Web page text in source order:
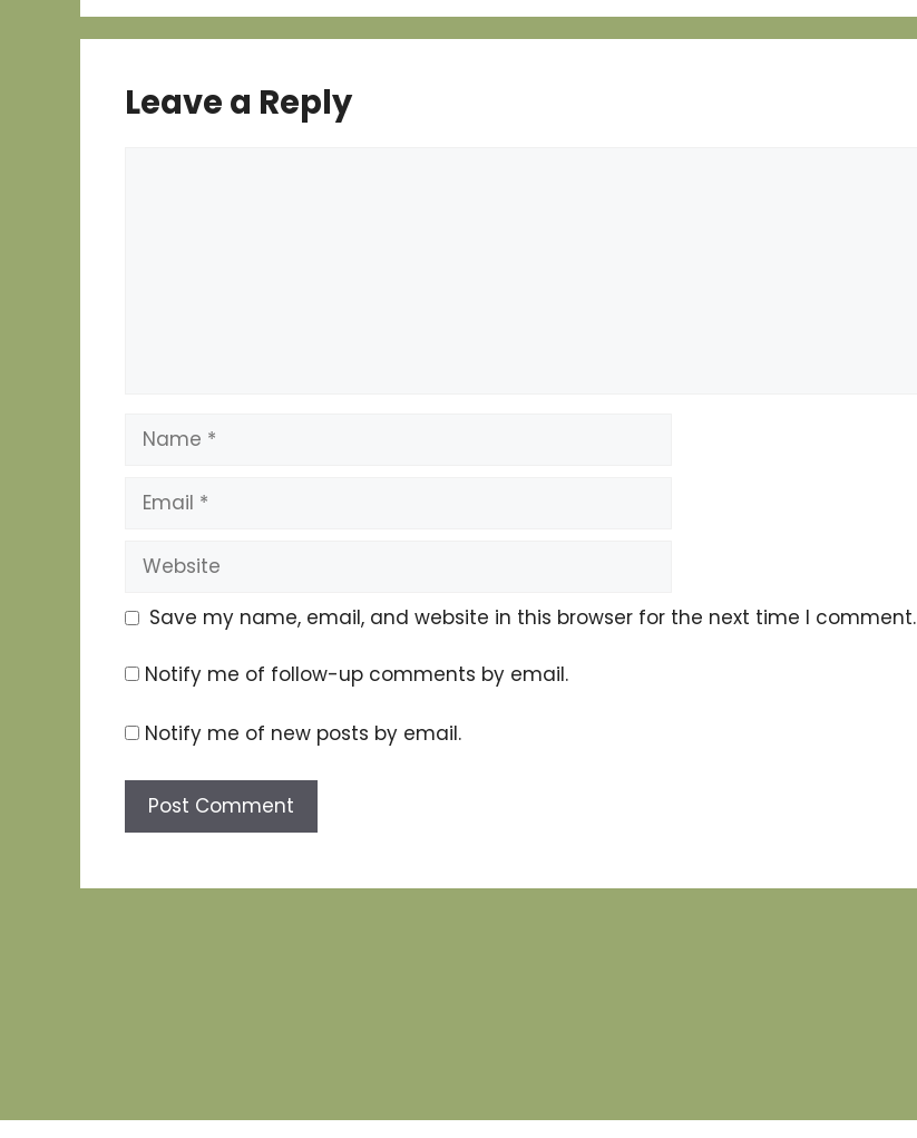
Leave a Reply
Name
Email
Website
Save my name, email, and website in this browser for the next time I comment.
Notify me of follow-up comments by email.
Notify me of new posts by email.